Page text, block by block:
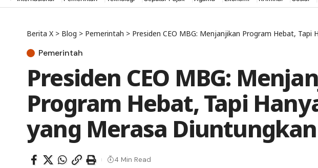
Berita X > Blog > Pemerintah > Presiden CEO MBG: Menjanjikan Program Hebat, Tapi
Pemerintah
Presiden CEO MBG:
Program Hebat, Tapi
yang Merasa Diuntungkan
4 Min Read